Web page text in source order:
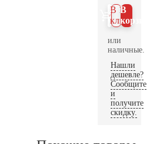
В
В 1
клик
или
наличные.
Нашли
дешевле?
Сообщите
и
получите
скидку.